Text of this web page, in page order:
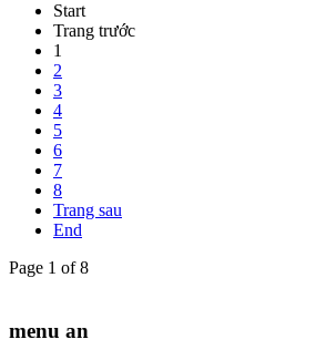
Start
Trang trước
1
2
3
4
5
6
7
8
Trang sau
End
Page 1 of 8
menu an